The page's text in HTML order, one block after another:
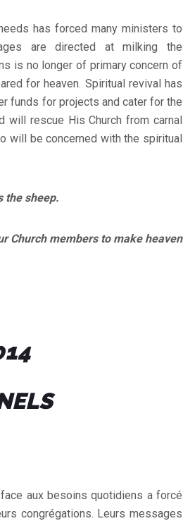
has forced many ministers to
are directed at milking the
is no longer of primary concern of
for heaven. Spiritual revival has
funds for projects and cater for the
will rescue His Church from carnal
will be concerned with the spiritual
the sheep.
members to make heaven
aux besoins quotidiens a forcé
congrégations. Leurs messages